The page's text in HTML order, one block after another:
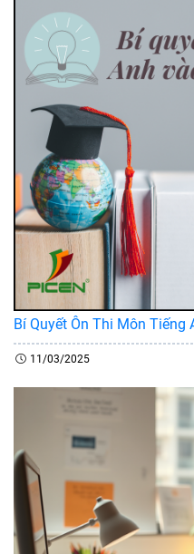
Bí Quyết Ôn Thi Môn Tiếng
11/03/2025